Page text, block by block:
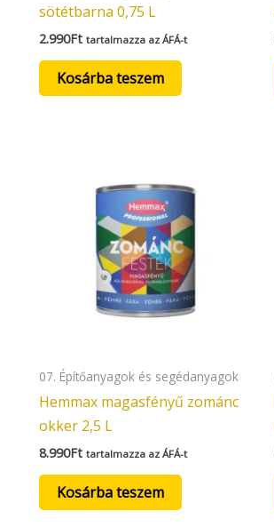
sötétbarna 0,75 L
2.990Ft tartalmazza az ÁFÁ-t
Kosárba teszem
07. Építőanyagok és segédanyagok
Hemmax magasfényű zománc
okker 2,5 L
8.990Ft tartalmazza az ÁFÁ-t
Kosárba teszem